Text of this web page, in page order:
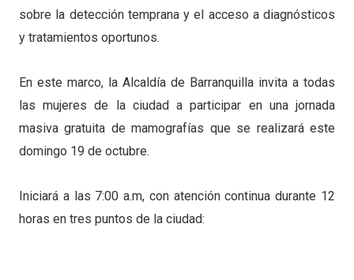
sobre la detección temprana y el acceso a diagnósticos
y tratamientos oportunos.
En este marco, la Alcaldía de Barranquilla invita a todas
las mujeres de la ciudad a participar en una jornada
masiva gratuita de mamografías que se realizará este
domingo 19 de octubre.
Iniciará a las 7:00 a.m, con atención continua durante 12
horas en tres puntos de la ciudad: